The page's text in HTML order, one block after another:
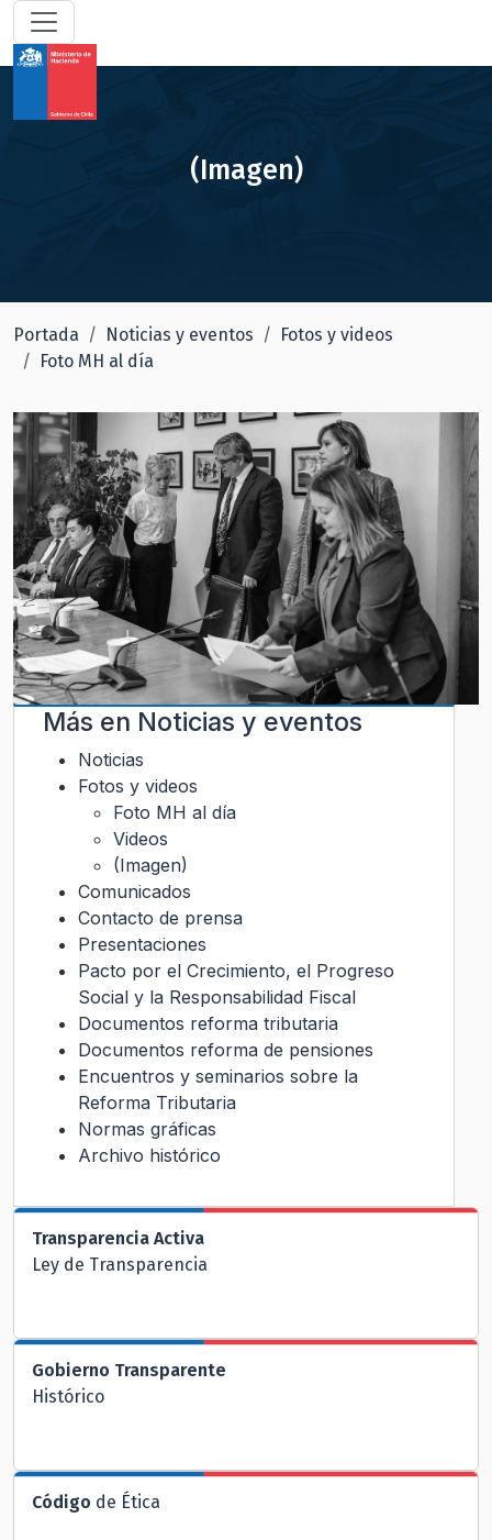
(Imagen)
Portada Noticias y eventos
Fotos y videos
Foto MH al día
Más en Noticias y eventos
Noticias
Fotos y videos
Foto MH al día
Videos
(Imagen)
Comunicados
Contacto de prensa
Presentaciones
Pacto por el Crecimiento, el Progreso
Social y la Responsabilidad Fiscal
Documentos reforma tributaria
Documentos reforma de pensiones
Encuentros y seminarios sobre la
Reforma Tributaria
Normas gráficas
Archivo histórico
Transparencia Activa
Ley de Transparencia
Gobierno Transparente
Histórico
Código de Ética